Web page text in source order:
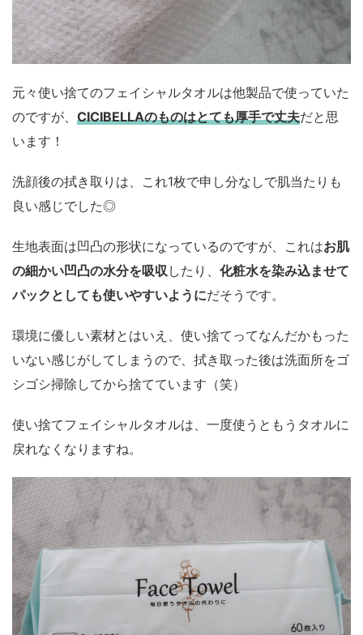
元々使い捨てのフェイシャルタオルは他製品で使っていた
のですが、 CICIBELLAのものはとても厚手で丈夫だと思
います！
洗顔後の拭き取りは、これ1枚で申し分なしで肌当たりも
良い感じでした◎
生地表面は凹凸の形状になっているのですが、これはお肌
の細かい凹凸の水分を吸収 したり、 化粧水を染み込ませて
パックとしても使いやすいようにだそうです。
環境に優しい素材とはいえ、使い捨てってなんだかもった
いない感じがしてしまうので、拭き取った後は洗面所をゴ
シゴシ掃除してから捨てています（笑）
使い捨てフェイシャルタオルは、一度使うともうタオルに
戻れなくなりますね。